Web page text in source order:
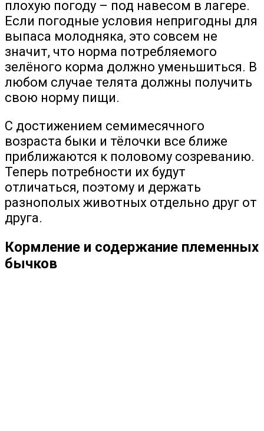
плохую погоду – под навесом в лагере.
Если погодные условия непригодны для
выпаса молодняка, это совсем не
значит, что норма потребляемого
зелёного корма должно уменьшиться. В
любом случае телята должны получить
свою норму пищи.
С достижением семимесячного
возраста быки и тёлочки все ближе
приближаются к половому созреванию.
Теперь потребности их будут
отличаться, поэтому и держать
разнополых животных отдельно друг от
друга.
Кормление и содержание племенных
бычков